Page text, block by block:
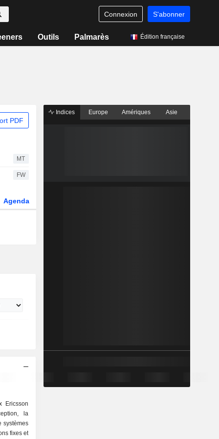
Connexion S'abonner
Outils Palmarès Édition française
PDF
MT
FW
Agenda
Ericsson
la
systèmes
fixes et
Indices Europe Amériques Asie